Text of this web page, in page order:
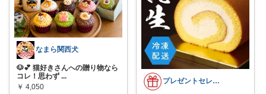
なまら関西犬
🐶💕 猫好きさんへの贈り物なら
コレ！思わず ...
￥ 4,050
プレゼントセレクト館024